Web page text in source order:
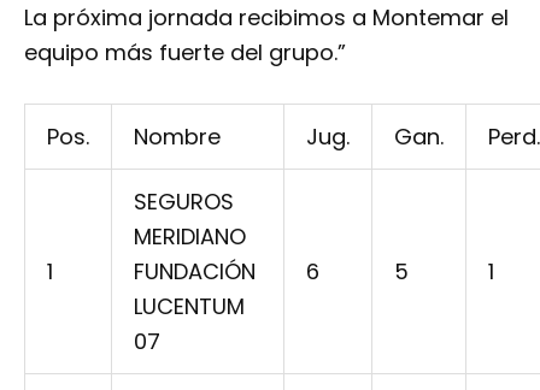
La próxima jornada recibimos a Montemar el
equipo más fuerte del grupo.”
Pos. Nombre Jug. Gan. Perd.
1
SEGUROS
MERIDIANO
FUNDACIÓN
LUCENTUM
07
6 5 1